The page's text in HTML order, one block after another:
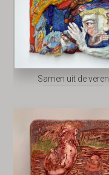
Samen uit de veren